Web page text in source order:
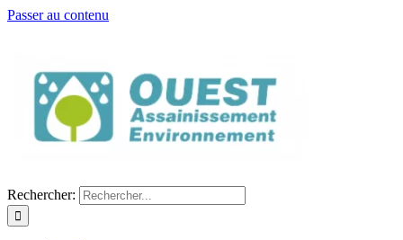
Passer au contenu
Rechercher: